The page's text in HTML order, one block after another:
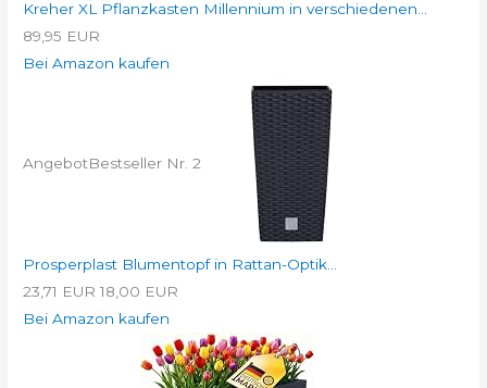
Kreher XL Pflanzkasten Millennium in verschiedenen...
89,95 EUR
Bei Amazon kaufen
AngebotBestseller Nr. 2
Prosperplast Blumentopf in Rattan-Optik...
23,71 EUR 18,00 EUR
Bei Amazon kaufen